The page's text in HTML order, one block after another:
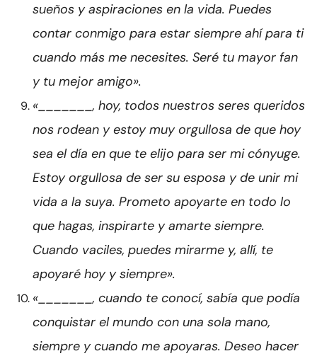
sueños y aspiraciones en la vida. Puedes
contar conmigo para estar siempre ahí para ti
cuando más me necesites. Seré tu mayor fan
y tu mejor amigo».
«_______, hoy, todos nuestros seres queridos
nos rodean y estoy muy orgullosa de que hoy
sea el día en que te elijo para ser mi cónyuge.
Estoy orgullosa de ser su esposa y de unir mi
vida a la suya. Prometo apoyarte en todo lo
que hagas, inspirarte y amarte siempre.
Cuando vaciles, puedes mirarme y, allí, te
apoyaré hoy y siempre».
«_______, cuando te conocí, sabía que podía
conquistar el mundo con una sola mano,
siempre y cuando me apoyaras. Deseo hacer